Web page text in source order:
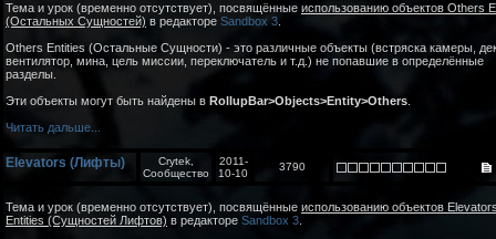
Тема и урок (временно отсутствует), посвящённые использованию объектов Others
(Остальных Сущностей) в редакторе Sandbox 3
Others Entities (Остальные Сущности) - это различные объекты (встряска камеры,
вентилятор, мина, цель миссии, переключатель и т.д.) не попавшие в определённые
разделы.
Эти объекты могут быть найдены в RollupBar>Objects>Entity>Others
Читать дальше...
Elevators (Лифты)
Crytek,
Сообщество
2011-
10-10
3790
Тема и урок (временно отсутствует), посвящённые использованию объектов
Entities (Сущностей Лифтов) в редакторе Sandbox 3